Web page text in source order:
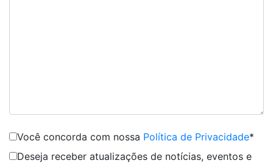
Você concorda com nossa Política de Privacidade*
Deseja receber atualizações de notícias, eventos e